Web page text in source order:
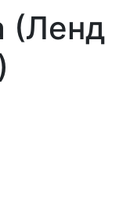
(Ленд